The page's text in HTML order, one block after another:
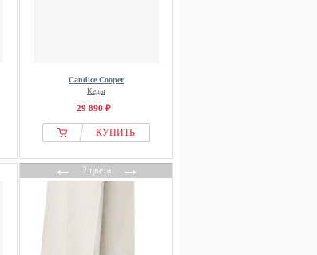
Candice Cooper
Кеды
29 890 ₽
КУПИТЬ
←2 цвета→